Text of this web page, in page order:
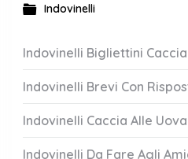
Indovinelli
Indovinelli Bigliettini
Indovinelli Brevi Con
Indovinelli Caccia Alle
Indovinelli Da Fare Agli